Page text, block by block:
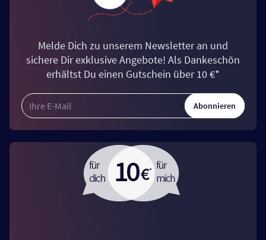
Melde Dich zu unserem Newsletter an und
sichere Dir exklusive Angebote! Als Dankeschön
erhältst Du einen Gutschein über 10 €*
Abonnieren